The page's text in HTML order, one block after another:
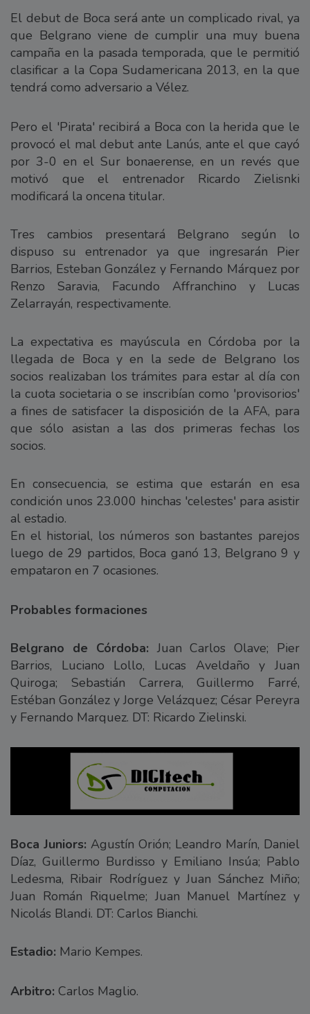
El debut de Boca será ante un complicado rival, ya
que Belgrano viene de cumplir una muy buena
campaña en la pasada temporada, que le permitió
clasificar a la Copa Sudamericana 2013, en la que
tendrá como adversario a Vélez.
Pero el 'Pirata' recibirá a Boca con la herida que le
provocó el mal debut ante Lanús, ante el que cayó
por 3-0 en el Sur bonaerense, en un revés que
motivó que el entrenador Ricardo Zielisnki
modificará la oncena titular.
Tres cambios presentará Belgrano según lo
dispuso su entrenador ya que ingresarán Pier
Barrios, Esteban González y Fernando Márquez por
Renzo Saravia, Facundo Affranchino y Lucas
Zelarrayán, respectivamente.
La expectativa es mayúscula en Córdoba por la
llegada de Boca y en la sede de Belgrano los
socios realizaban los trámites para estar al día con
la cuota societaria o se inscribían como 'provisorios'
a fines de satisfacer la disposición de la AFA, para
que sólo asistan a las dos primeras fechas los
socios.
En consecuencia, se estima que estarán en esa
condición unos 23.000 hinchas 'celestes' para asistir
al estadio.
En el historial, los números son bastantes parejos
luego de 29 partidos, Boca ganó 13, Belgrano 9 y
empataron en 7 ocasiones.
Probables formaciones
Belgrano de Córdoba: Juan Carlos Olave; Pier
Barrios, Luciano Lollo, Lucas Aveldaño y Juan
Quiroga; Sebastián Carrera, Guillermo Farré,
Estéban González y Jorge Velázquez; César Pereyra
y Fernando Marquez. DT: Ricardo Zielinski.
Boca Juniors: Agustín Orión; Leandro Marín, Daniel
Díaz, Guillermo Burdisso y Emiliano Insúa; Pablo
Ledesma, Ribair Rodríguez y Juan Sánchez Miño;
Juan Román Riquelme; Juan Manuel Martínez y
Nicolás Blandi. DT: Carlos Bianchi.
Estadio: Mario Kempes.
Arbitro: Carlos Maglio.